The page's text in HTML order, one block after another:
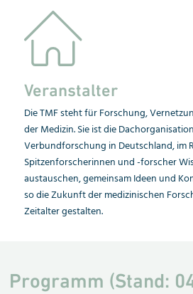
Veranstalter
Die TMF steht für Forschung,
der Medizin. Sie ist die Dach
Verbundforschung in Deutschland, im
Spitzenforscherinnen und -forscher
austauschen, gemeinsam Ideen und
so die Zukunft der medizinischen
Zeitalter gestalten.
Programm (Stand: